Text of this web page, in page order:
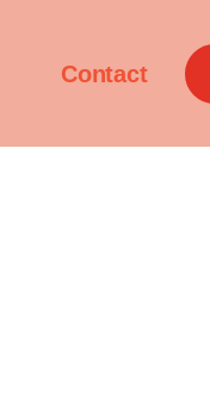
Contact